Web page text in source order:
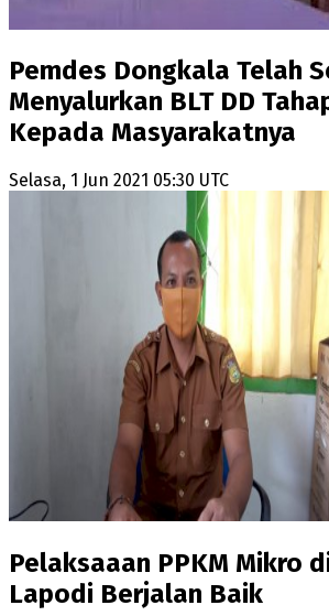
Pemdes Dongkala Telah
Menyalurkan BLT DD
Kepada Masyarakatnya
Selasa, 1 Jun 2021 05:30 UTC
Pelaksaaan PPKM Mikro
Lapodi Berjalan Baik